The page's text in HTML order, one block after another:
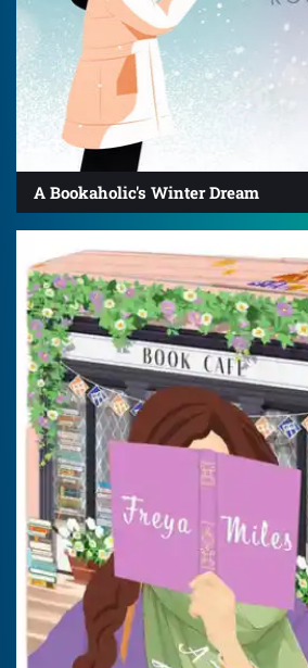
A Bookaholic's Winter Dream